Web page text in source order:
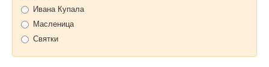
Ивана Купала
Масленица
Святки